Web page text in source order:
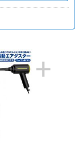
+